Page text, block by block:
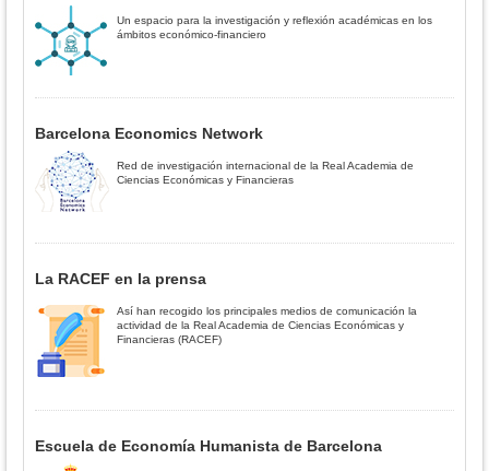
Un espacio para la investigación y reflexión académicas en los
ámbitos económico-financiero
Barcelona Economics Network
Red de investigación internacional de la Real Academia de
Ciencias Económicas y Financieras
La RACEF en la prensa
Así han recogido los principales medios de comunicación la
actividad de la Real Academia de Ciencias Económicas y
Financieras (RACEF)
Escuela de Economía Humanista de Barcelona